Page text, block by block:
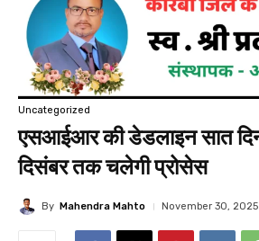
Uncategorized
एसआईआर की डेडलाइन सात
दिसंबर तक चलेगी प्रोसेस
By Mahendra Mahto November 30, 2025